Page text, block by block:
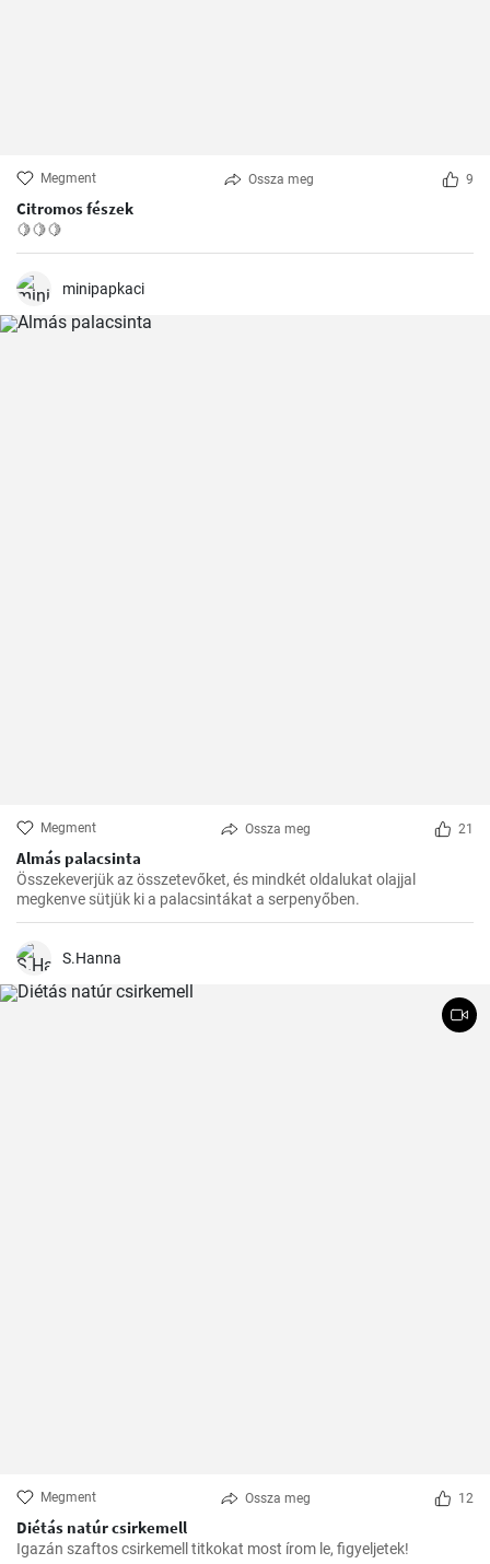
Megment Ossza meg 9
Citromos fészek
🍋🍋🍋
minipapkaci
Megment Ossza meg 21
Almás palacsinta
Összekeverjük az összetevőket, és mindkét oldalukat olajjal
megkenve sütjük ki a palacsintákat a serpenyőben.
S.Hanna
Megment Ossza meg 12
Diétás natúr csirkemell
Igazán szaftos csirkemell titkokat most írom le, figyeljetek!